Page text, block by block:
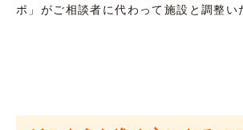
ポ」がご相談者に代わって施設と調整い